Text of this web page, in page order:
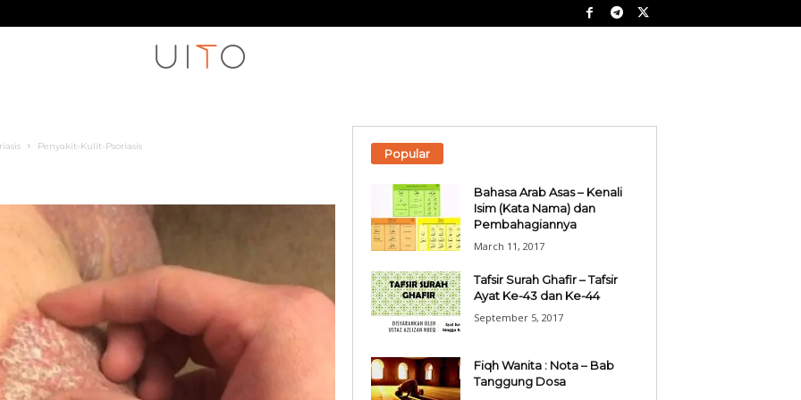
Penyakit-Kulit-Psoriasis
Popular
Bahasa Arab Asas – Kenali
Isim (Kata Nama) dan
Pembahagiannya
March 11, 2017
Tafsir Surah Ghafir – Tafsir
Ayat Ke-43 dan Ke-44
September 5, 2017
Fiqh Wanita : Nota – Bab
Tanggung Dosa